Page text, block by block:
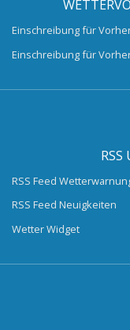
Einschreibung für
Einschreibung für
RSS
RSS Feed
RSS Feed Neuigkeiten
Wetter Widget